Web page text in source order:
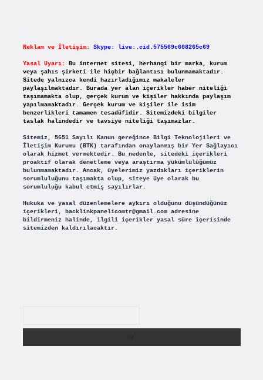
Reklam ve İletişim: Skype: live:.cid.575569c608265c69
Yasal Uyarı:
Bu internet sitesi, herhangi bir marka, kurum
veya şahıs şirketi ile hiçbir bağlantısı bulunmamaktadır.
Sitede yalnızca kendi hazırladığımız makaleler
paylaşılmaktadır. Burada yer alan içerikler haber niteliği
taşımamakta olup, gerçek kurum ve kişiler hakkında paylaşım
yapılmamaktadır. Gerçek kurum ve kişiler ile isim
benzerlikleri tamamen tesadüfidir. Sitemizdeki bilgiler
taslak halindedir ve tavsiye niteliği taşımazlar.
Sitemiz, 5651 Sayılı Kanun gereğince Bilgi Teknolojileri ve
İletişim Kurumu (BTK) tarafından onaylanmış bir Yer Sağlayıcı
olarak hizmet vermektedir. Bu nedenle, sitedeki içerikleri
proaktif olarak denetleme veya araştırma yükümlülüğümüz
bulunmamaktadır. Ancak, üyelerimiz yazdıkları içeriklerin
sorumluluğunu taşımakta olup, siteye üye olarak bu
sorumluluğu kabul etmiş sayılırlar.
Hukuka ve yasal düzenlemelere aykırı olduğunu düşündüğünüz
içerikleri, backlinkpanelicomtr@gmail.comadresine
bildirmeniz halinde, ilgili içerikler yasal süre içerisinde
sitemizden kaldırılacaktır.